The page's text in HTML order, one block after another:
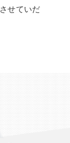
せていだ